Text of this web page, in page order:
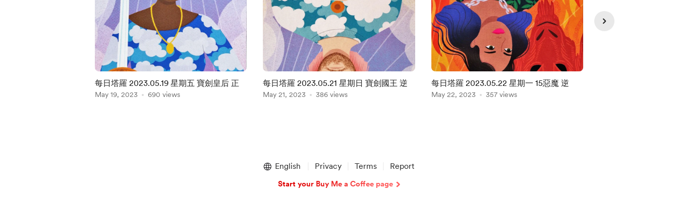
每日塔羅 2023.05.19 星期五 寶劍皇后 正
May 19, 2023 690 views
每日塔羅 2023.05.21 星期日 寶劍國王 逆
May 21, 2023 386 views
每日塔羅 2023.05.22 星期一 15惡魔 逆
May 22, 2023 357 views
English Privacy Terms Report
Start your Buy Me a Coffee page